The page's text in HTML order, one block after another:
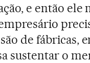
e então ele
de fábricas,
sustentar o